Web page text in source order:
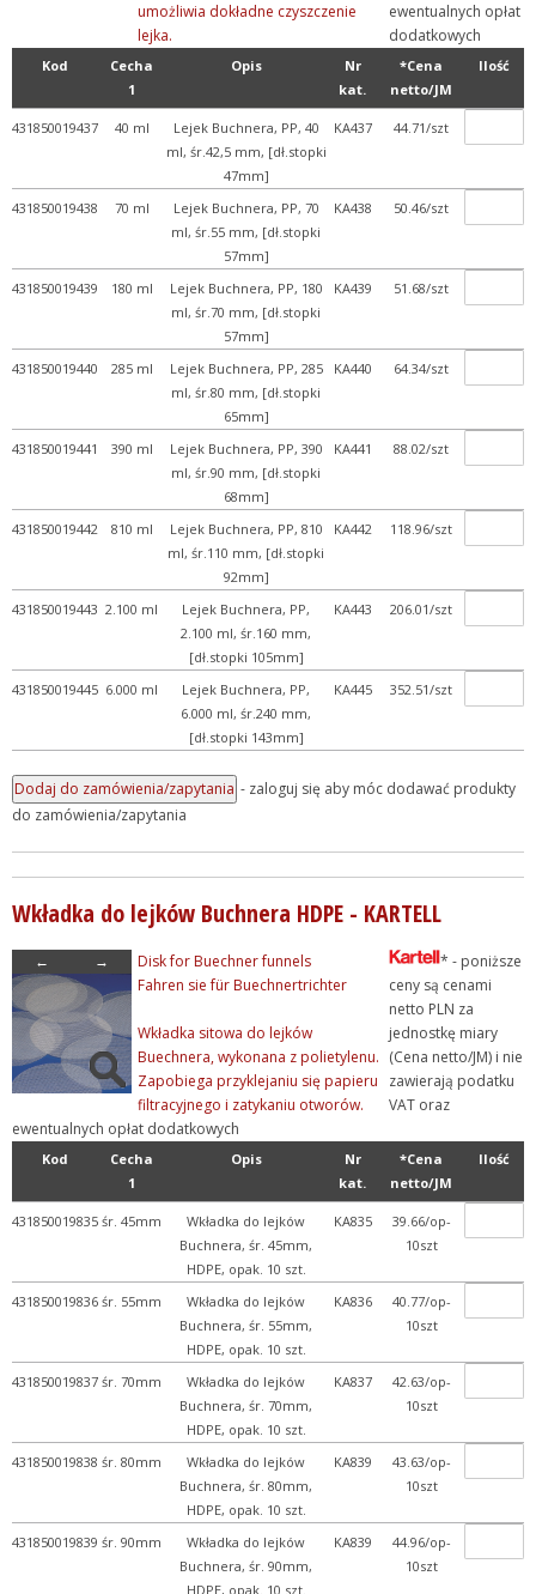
umożliwia dokładne czyszczenie
lejka.
ewentualnych opłat
dodatkowych
Kod
Cecha
1
Opis
Nr
kat.
*Cena
netto/JM
Ilość
431850019437 40 ml
Lejek Buchnera, PP, 40
ml, śr.42,5 mm, [dł.stopki
47mm]
KA437 44.71/szt
431850019438 70 ml
Lejek Buchnera, PP, 70
ml, śr.55 mm, [dł.stopki
57mm]
KA438 50.46/szt
431850019439 180 ml
Lejek Buchnera, PP, 180
ml, śr.70 mm, [dł.stopki
57mm]
KA439 51.68/szt
431850019440 285 ml
Lejek Buchnera, PP, 285
ml, śr.80 mm, [dł.stopki
65mm]
KA440 64.34/szt
431850019441 390 ml
Lejek Buchnera, PP, 390
ml, śr.90 mm, [dł.stopki
68mm]
KA441 88.02/szt
431850019442 810 ml
Lejek Buchnera, PP, 810
ml, śr.110 mm, [dł.stopki
92mm]
KA442 118.96/szt
431850019443 2.100 ml
Lejek Buchnera, PP,
2.100 ml, śr.160 mm,
[dł.stopki 105mm]
KA443 206.01/szt
431850019445 6.000 ml
Lejek Buchnera, PP,
6.000 ml, śr.240 mm,
[dł.stopki 143mm]
KA445 352.51/szt
- zaloguj się aby móc dodawać produkty
do zamówienia/zapytania
Wkładka do lejków Buchnera HDPE - KARTELL
← →
Disk for Buechner funnels
Fahren sie für Buechnertrichter
Wkładka sitowa do lejków
Buechnera, wykonana z polietylenu.
Zapobiega przyklejaniu się papieru
filtracyjnego i zatykaniu otworów.
* - poniższe
ceny są cenami
netto PLN za
jednostkę miary
(Cena netto/JM) i nie
zawierają podatku
VAT oraz
ewentualnych opłat dodatkowych
Kod
Cecha
1
Opis
Nr
kat.
*Cena
netto/JM
Ilość
431850019835 śr. 45mm
Wkładka do lejków
Buchnera, śr. 45mm,
HDPE, opak. 10 szt.
KA835
39.66/op-
10szt
431850019836 śr. 55mm
Wkładka do lejków
Buchnera, śr. 55mm,
HDPE, opak. 10 szt.
KA836
40.77/op-
10szt
431850019837 śr. 70mm
Wkładka do lejków
Buchnera, śr. 70mm,
HDPE, opak. 10 szt.
KA837
42.63/op-
10szt
431850019838 śr. 80mm
Wkładka do lejków
Buchnera, śr. 80mm,
HDPE, opak. 10 szt.
KA839
43.63/op-
10szt
431850019839 śr. 90mm
Wkładka do lejków
Buchnera, śr. 90mm,
HDPE, opak. 10 szt.
KA839
44.96/op-
10szt